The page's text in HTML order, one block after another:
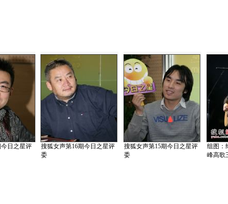
日之星评
搜狐女声第16期今日之星评
委
搜狐女声第15期今日之星评
委
组图：
峰高歌